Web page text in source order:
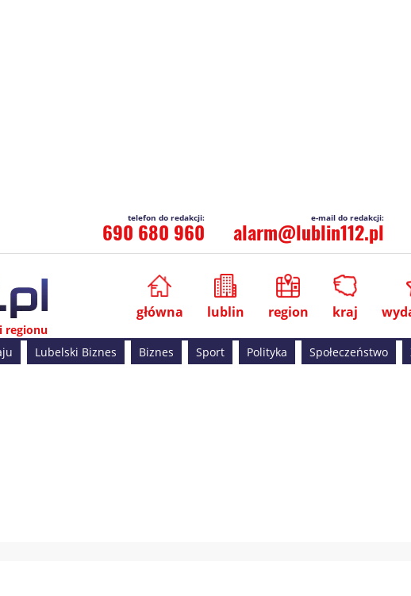
690 680 960 alarm@lublin112.pl
regionu
główna lublin region kraj
Lubelski Biznes Biznes Sport Polityka Społeczeństwo